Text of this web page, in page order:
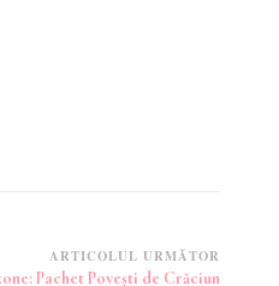
ARTICOLUL URMĂTOR
Pachet Povești de Crăciun